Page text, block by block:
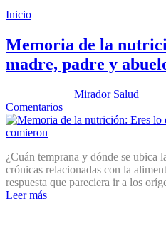
Inicio
Memoria de la
madre, padre y
Mirador Salud
Comentarios
¿Cuán temprana y dónde se ubica
crónicas relacionadas con la
respuesta que pareciera ir a los
Leer más